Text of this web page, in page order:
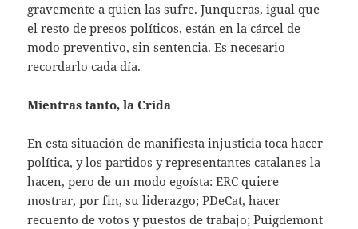
gravemente a quien las sufre. Junqueras, igual que
el resto de presos políticos, están en la cárcel de
modo preventivo, sin sentencia. Es necesario
recordarlo cada día.
Mientras tanto, la Crida
En esta situación de manifiesta injusticia toca hacer
política, y los partidos y representantes catalanes la
hacen, pero de un modo egoísta: ERC quiere
mostrar, por fin, su liderazgo; PDeCat, hacer
recuento de votos y puestos de trabajo; Puigdemont